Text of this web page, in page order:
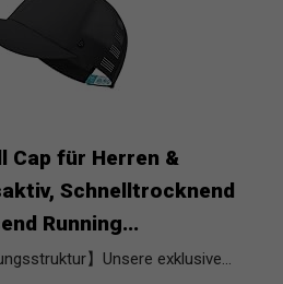
Cap für Herren &
Schnelltrocknend
Running...
】Unsere exklusive...